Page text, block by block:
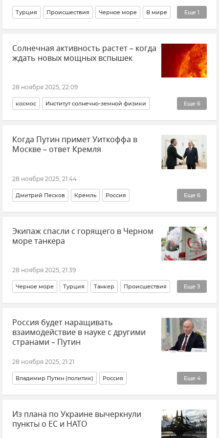
Еще 1
Турция Происшествия Черное море В мире
Новости
Солнечная активность растет – когда
ждать новых мощных вспышек
28 ноября 2025, 22:09
Еще 6
космос Институт солнечно-земной физики
Вспышки на Солнце Солнце Земля
Магнитные бури Метеозависимость Новости
Когда Путин примет Уиткоффа в
Москве – ответ Кремля
28 ноября 2025, 21:44
Еще 6
Дмитрий Песков Кремль Россия
Владимир Путин (политик) Стивен Уиткофф
Политика Внешняя политика Новости США
Экипаж спасли с горящего в Черном
море танкера
28 ноября 2025, 21:39
Еще 3
Черное море Турция Танкер Происшествия
Пожар В мире Новости
Россия будет наращивать
взаимодействие в науке с другими
странами – Путин
28 ноября 2025, 21:21
Еще 4
Владимир Путин (политик) Россия
Наука и технологии Молодежь Общество
Новости
Из плана по Украине вычеркнули
пункты о ЕС и НАТО